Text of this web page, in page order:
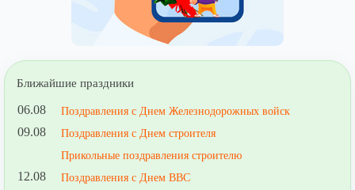
Ближайшие праздники
06.08 Поздравления с Днем Железнодорожных войск
09.08
Поздравления с Днем строителя
Прикольные поздравления строителю
12.08 Поздравления с Днем ВВС